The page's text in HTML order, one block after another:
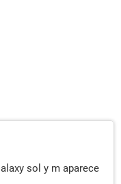
sol y m aparece